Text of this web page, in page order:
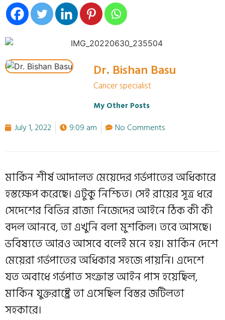
Dr. Bishan Basu
Cancer specialist
My Other Posts
July 1, 2022 9:09 am No Comments
মার্কিন শীর্ষ আদালত মেয়েদের গর্ভপাতের অধিকারে
হস্তক্ষেপ করেছে। এটুকু নিশ্চিত। সেই রায়ের সূত্র ধরে
সেদেশের বিভিন্ন রাজ্য নিজেদের আইনে ঠিক কী কী
বদল আনবে, তা এখুনি বলা মুশকিল। তবে আসছে।
ভবিষ্যতে আরও আসবে বলেই মনে হয়। মার্কিন দেশে
মেয়েরা গর্ভপাতের অধিকার সহজে পায়নি। এদেশে
যত অবাধে গর্ভপাত সংক্রান্ত আইন পাস হয়েছিল,
মার্কিন যুক্তরাষ্ট্রে তা এসেছিল বিস্তর জটিলতা
সহকারে।